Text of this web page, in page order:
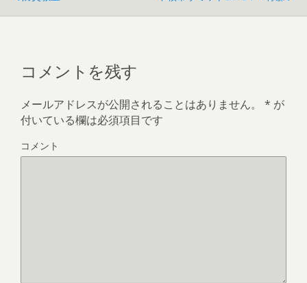
コメントを残す
メールアドレスが公開されることはありません。 * が
付いている欄は必須項目です
コメント